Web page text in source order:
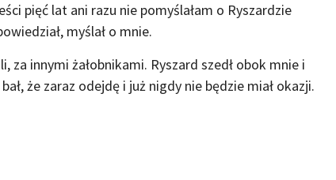
pięć lat ani razu nie pomyślałam o Ryszardzie
myślał o mnie.
za innymi żałobnikami. Ryszard szedł obok mnie i
że zaraz odejdę i już nigdy nie będzie miał okazji.